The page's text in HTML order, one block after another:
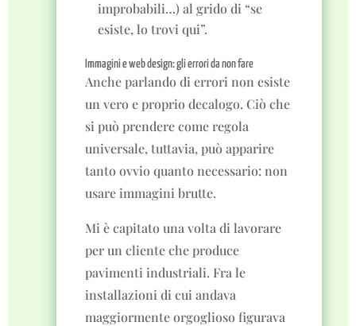
improbabili…) al grido di “se
esiste, lo trovi qui”.
Immagini e web design: gli errori da non fare
Anche parlando di errori non esiste
un vero e proprio decalogo. Ciò che
si può prendere come regola
universale, tuttavia, può apparire
tanto ovvio quanto necessario: non
usare immagini brutte.
Mi è capitato una volta di lavorare
per un cliente che produce
pavimenti industriali. Fra le
installazioni di cui andava
maggiormente orgoglioso figurava